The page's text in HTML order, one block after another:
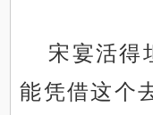
宋宴活得
能凭借这个